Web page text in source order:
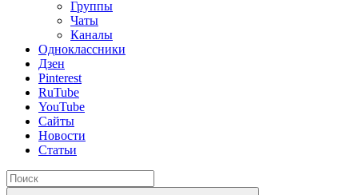
Группы
Чаты
Каналы
Одноклассники
Дзен
Pinterest
RuTube
YouTube
Сайты
Новости
Статьи